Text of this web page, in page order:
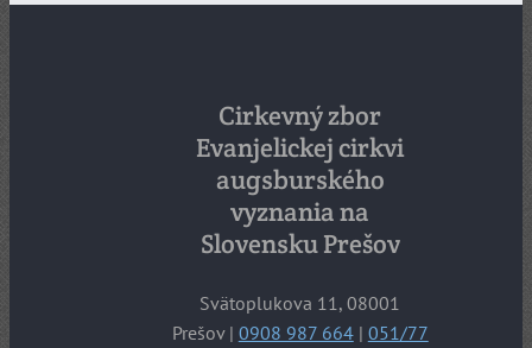
Cirkevný zbor
Evanjelickej cirkvi
augsburského
vyznania na
Slovensku Prešov
Svätoplukova 11, 08001
Prešov | 0908 987 664| 051/77